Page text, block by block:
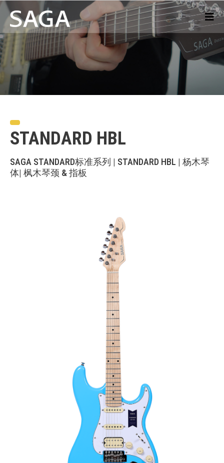
STANDARD HBL
SAGA STANDARD标准系列 | STANDARD HBL | 杨木琴
体| 枫木琴颈 & 指板